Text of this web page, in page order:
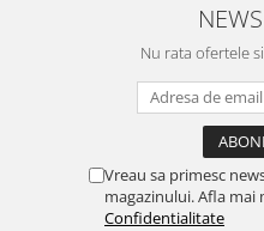
Nu rata ofertele
Vreau sa primesc
magazinului. Afla mai
Confidentialitate